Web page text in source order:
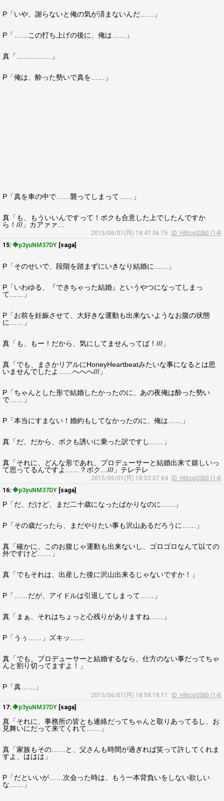
P「いや、謝らないと俺の気が済まないんだ……」
P「……この打ち上げの後に、俺は……」
真「……………」
P「俺は、酔った勢いで真を……」
P「真を車の中で……襲ってしまって……」
真「も、もういいんですって！ボクも合意した上でしたんですか
ら！///」カアァァ…
2015/06/01(月) 18:47:06.75
ID: HbtcgSSb0 (14)
15: ◆p3yuNM37DY [saga]
P「そのせいで、段階を踏まずにいきなり結婚に……」
P「いわゆる、『できちゃった結婚』というやつになってしまっ
て……」
P「お前を妊娠させて、大好きな運動も出来ないようなお腹の状態
に……」
真「も、もー！だから、気にしてませんってば！///」
真「でも、まさかリアルにHoneyHeartbeatみたいな事になるとは思
いませんでしたよ……へへへ///」
P「ちゃんとした形で結婚したかったのに、あの夜俺は酔った勢い
で……」
P「本当にすまない！婚約もしてなかったのに、俺は……」
真「だ、だから、ボクも誘いに乗った訳ですし……」
真「それに、どんな形であれ、プロデューサーと結婚出来て嬉しいっ
て思ってるんですよ……？ボク…///」テレテレ
2015/06/01(月) 18:53:07.84
ID: HbtcgSSb0 (14)
16: ◆p3yuNM37DY [saga]
P「だ、だけど、まだ二十歳になったばかりなのに……」
P「その歳だったら、まだやりたい事も沢山あるだろうに……」
真「確かに、このお腹じゃ運動も出来ないし、ゴロゴロなんて以ての
外ですけど……」
真「でもそれは、出産した後に沢山出来るじゃないですか！」
P「……だが、アイドルは引退してしまって……」
真「まぁ、それはちょっと心残りがありますね……」
P「うぅ……」ズキッ……
真「でも、プロデューサーと結婚するなら、仕方のない事だってちゃ
んと割り切ってますよ！」
P「真……」
2015/06/01(月) 18:58:18.11
ID: HbtcgSSb0 (14)
17: ◆p3yuNM37DY [saga]
真「それに、事務所の皆とも連絡だってちゃんと取りあってるし、お
見舞いにだって来てくれて……」
真「家族もその……と、父さんも時間が過ぎれば笑って許してくれま
すよ、ははは」
P「だといいが……次会った時は、もう一本背負いをしない欲しい
な……」